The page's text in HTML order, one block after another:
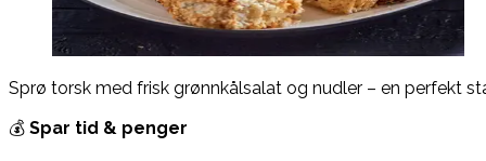
Sprø torsk med frisk grønnkålsalat og nudler – en perfekt
💰 Spar tid & penger